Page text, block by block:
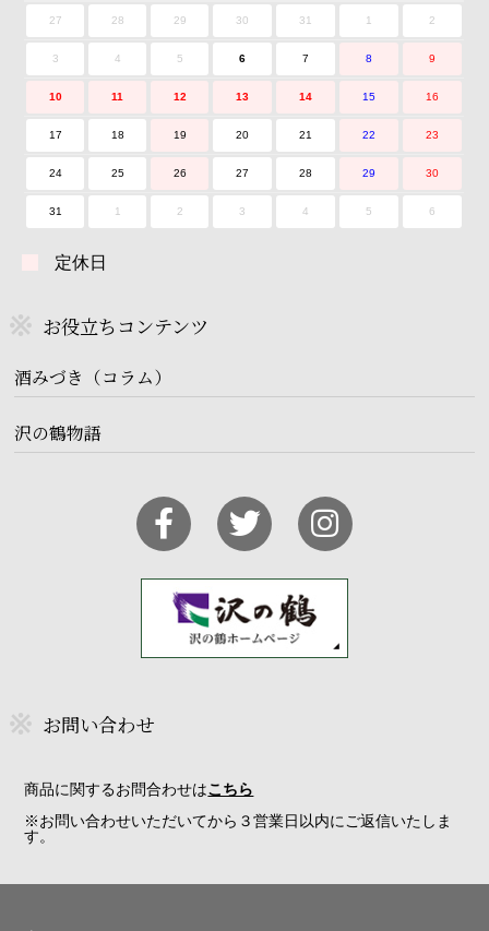
27 28 29 30 31 1 2
3 4 5 6 7 8 9
10 11 12 13 14 15 16
17 18 19 20 21 22 23
24 25 26 27 28 29 30
31 1 2 3 4 5 6
定休日
お役立ちコンテンツ
酒みづき（コラム）
沢の鶴物語
お問い合わせ
商品に関するお問合わせはこちら
※お問い合わせいただいてから３営業日以内にご返信いたしま
す。